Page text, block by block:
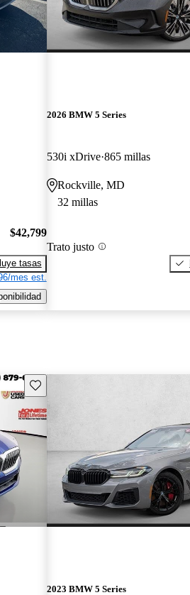
$42,799
tasas
mes est.
2026 BMW 5 Series
530i xDrive 865 millas
Rockville, MD
32 millas
Trato justo
Guarda este Aviso
2023 BMW 5 Series